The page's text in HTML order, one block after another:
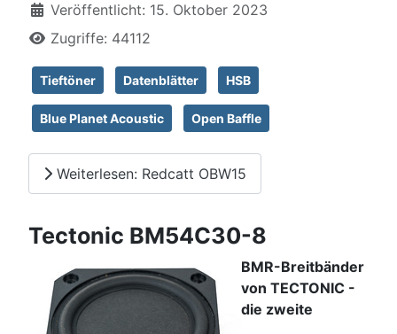
Veröffentlicht: 15. Oktober 2023
Zugriffe: 44112
Tieftöner Datenblätter HSB
Blue Planet Acoustic Open Baffle
Weiterlesen: Redcatt OBW15
Tectonic BM54C30-8
BMR-Breitbänder
von TECTONIC -
die zweite